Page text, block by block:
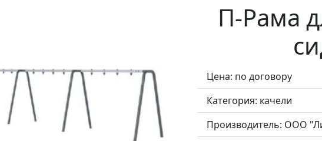
П-Рама
Цена: по договору
Категория: качели
Производитель: ООО